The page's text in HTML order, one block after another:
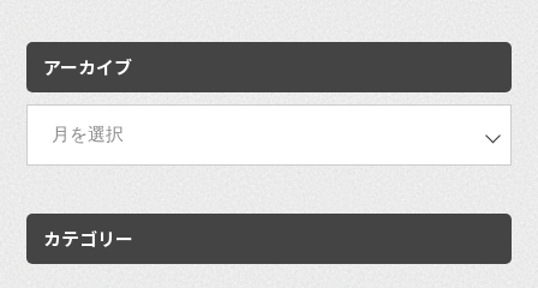
アーカイブ
カテゴリー